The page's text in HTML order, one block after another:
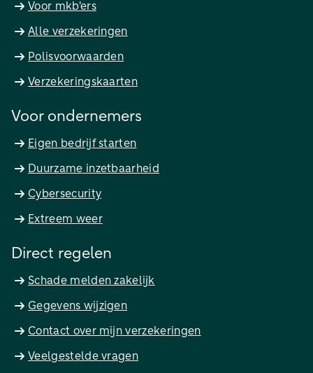
Voor mkb'ers
Alle verzekeringen
Polisvoorwaarden
Verzekeringskaarten
Voor ondernemers
Eigen bedrijf starten
Duurzame inzetbaarheid
Cybersecurity
Extreem weer
Direct regelen
Schade melden zakelijk
Gegevens wijzigen
Contact over mijn verzekeringen
Veelgestelde vragen